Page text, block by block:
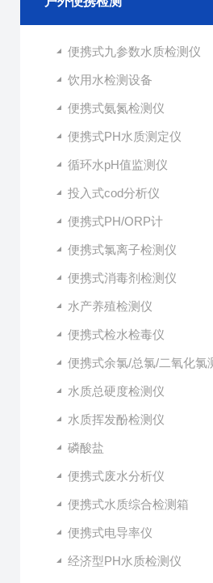
便携式九参数水质检测仪
饮用水检测设备
便携式氨氮检测仪
便携式PH水质测定仪
循环水pH值监测仪
投入式cod分析仪
便携式PH/ORP计
便携式氯离子检测仪
便携式消毒剂检测仪
水产养殖检测仪
便携式检水检毒仪
便携式余氯/总氯/二氧化氯
水质总硬度检测仪
水质挥发酚检测仪
磷酸盐
便携式废水分析仪
便携式水质综合检测箱
便携式电导率仪
经济型PH水质检测仪